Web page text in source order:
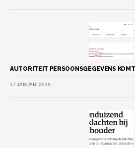
AUTORITEIT PERSOONSGEGEVENS
17 JANUARI 2019